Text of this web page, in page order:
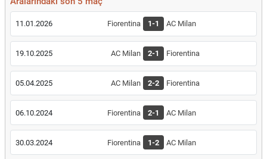
11.01.2026 Fiorentina 1-1 AC Milan
19.10.2025 AC Milan 2-1 Fiorentina
05.04.2025 AC Milan 2-2 Fiorentina
06.10.2024 Fiorentina 2-1 AC Milan
30.03.2024 Fiorentina 1-2 AC Milan